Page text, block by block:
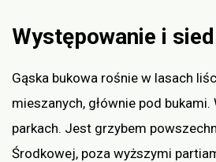
Występowanie i
Gąska bukowa rośnie w lasach
mieszanych, głównie pod
parkach. Jest grzybem
Środkowej, poza wyższymi